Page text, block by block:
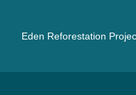
Eden Reforestation